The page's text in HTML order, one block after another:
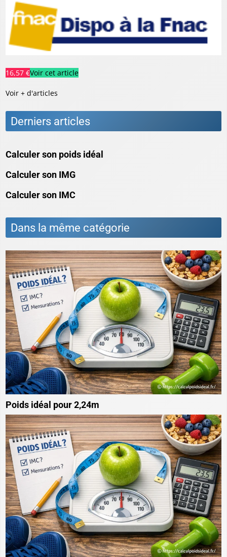
16,57 €Voir cet article
Voir + d'articles
Derniers articles
Calculer son poids idéal
Calculer son IMG
Calculer son IMC
Dans la même catégorie
Poids idéal pour 2,24m